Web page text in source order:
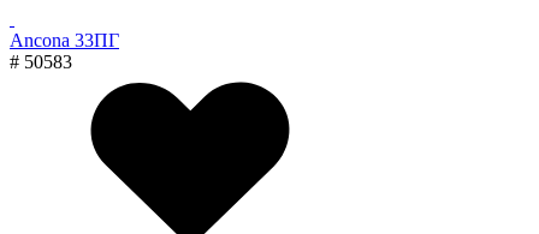
Ancona 33ПГ
# 50583